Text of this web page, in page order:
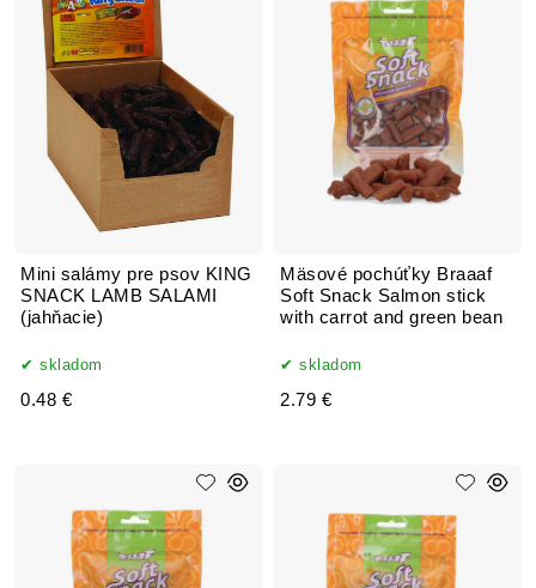
Mini salámy pre psov KING
SNACK LAMB SALAMI
(jahňacie)
skladom
0.48 €
Mäsové pochúťky Braaaf
Soft Snack Salmon stick
with carrot and green bean
skladom
2.79 €